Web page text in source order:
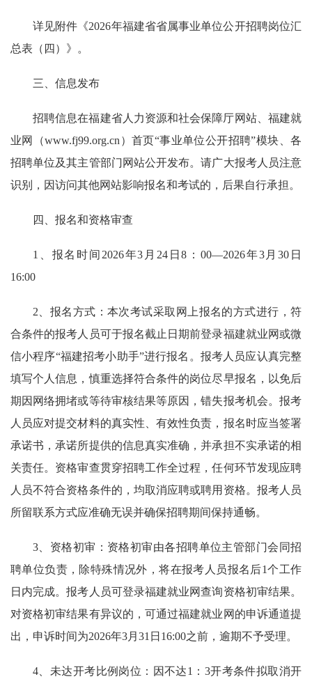
详见附件《2026年福建省省属事业单位公开招聘岗位汇
总表（四）》。
三、信息发布
招聘信息在福建省人力资源和社会保障厅网站、福建就
业网（www.fj99.org.cn）首页“事业单位公开招聘”模块、各
招聘单位及其主管部门网站公开发布。请广大报考人员注意
识别，因访问其他网站影响报名和考试的，后果自行承担。
四、报名和资格审查
1、报名时间2026年3月24日8：00—2026年3月30日
16:00
2、报名方式：本次考试采取网上报名的方式进行，符
合条件的报考人员可于报名截止日期前登录福建就业网或微
信小程序“福建招考小助手”进行报名。报考人员应认真完整
填写个人信息，慎重选择符合条件的岗位尽早报名，以免后
期因网络拥堵或等待审核结果等原因，错失报考机会。报考
人员应对提交材料的真实性、有效性负责，报名时应当签署
承诺书，承诺所提供的信息真实准确，并承担不实承诺的相
关责任。资格审查贯穿招聘工作全过程，任何环节发现应聘
人员不符合资格条件的，均取消应聘或聘用资格。报考人员
所留联系方式应准确无误并确保招聘期间保持通畅。
3、资格初审：资格初审由各招聘单位主管部门会同招
聘单位负责，除特殊情况外，将在报考人员报名后1个工作
日内完成。报考人员可登录福建就业网查询资格初审结果。
对资格初审结果有异议的，可通过福建就业网的申诉通道提
出，申诉时间为2026年3月31日16:00之前，逾期不予受理。
4、未达开考比例岗位：因不达1：3开考条件拟取消开